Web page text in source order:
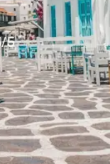
/5